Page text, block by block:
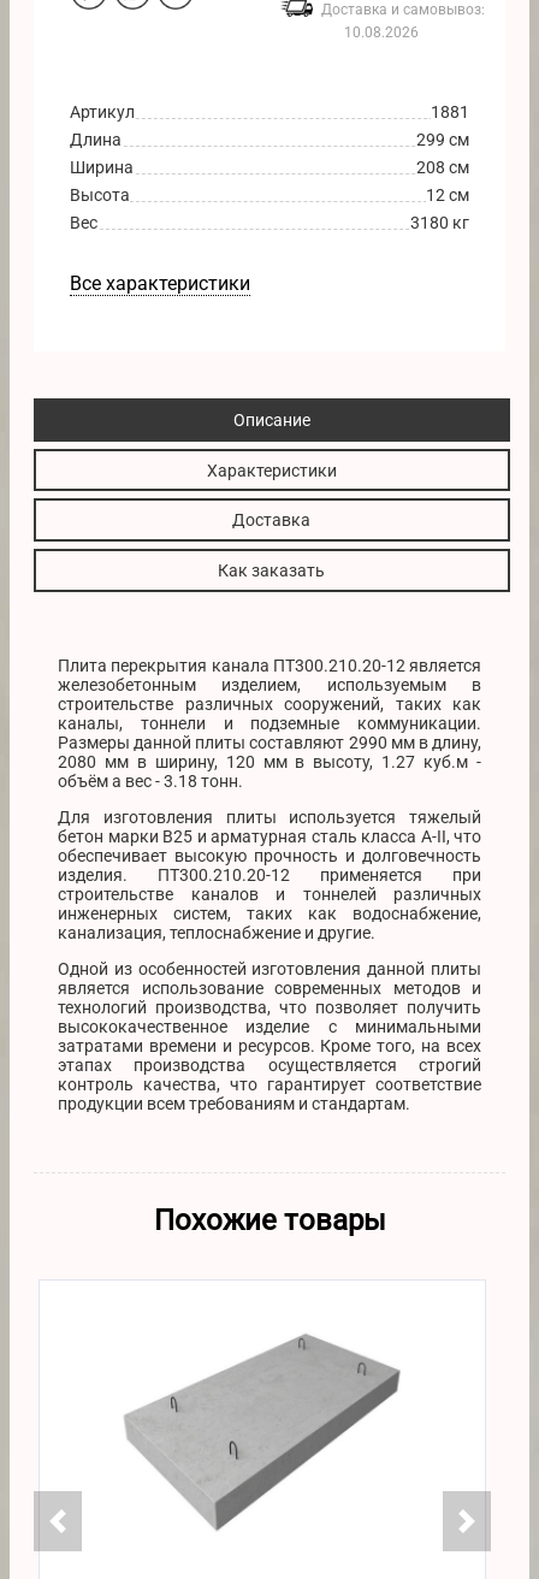
Доставка и самовывоз:
10.08.2026
Артикул
1881
Длина
299 см
Ширина
208 см
Высота
12 см
Вес
3180 кг
Все характеристики
Описание
Характеристики
Доставка
Как заказать
Плита перекрытия канала ПТ300.210.20-12 является
железобетонным изделием, используемым в
строительстве различных сооружений, таких как
каналы, тоннели и подземные коммуникации.
Размеры данной плиты составляют 2990 мм в длину,
2080 мм в ширину, 120 мм в высоту, 1.27 куб.м -
объём а вес - 3.18 тонн.
Для изготовления плиты используется тяжелый
бетон марки В25 и арматурная сталь класса А-II, что
обеспечивает высокую прочность и долговечность
изделия. ПТ300.210.20-12 применяется при
строительстве каналов и тоннелей различных
инженерных систем, таких как водоснабжение,
канализация, теплоснабжение и другие.
Одной из особенностей изготовления данной плиты
является использование современных методов и
технологий производства, что позволяет получить
высококачественное изделие с минимальными
затратами времени и ресурсов. Кроме того, на всех
этапах производства осуществляется строгий
контроль качества, что гарантирует соответствие
продукции всем требованиям и стандартам.
Похожие товары